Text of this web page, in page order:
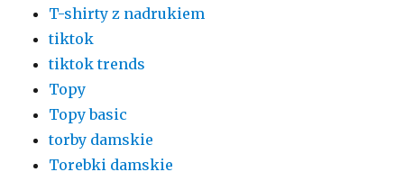
T-shirty z nadrukiem
tiktok
tiktok trends
Topy
Topy basic
torby damskie
Torebki damskie